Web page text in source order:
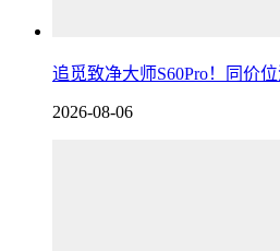
追觅致净大师S60Pro！同价
2026-08-06